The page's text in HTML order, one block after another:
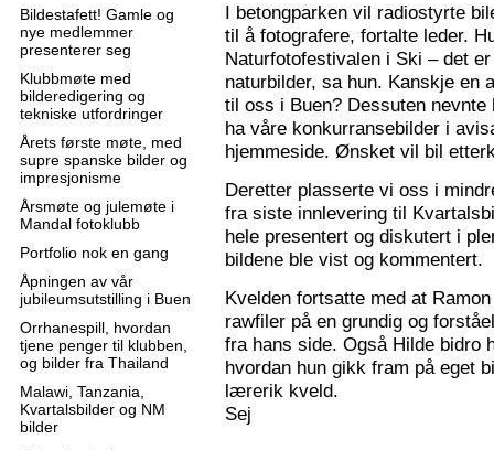
Bildestafett! Gamle og
nye medlemmer
presenterer seg
Klubbmøte med
bilderedigering og
tekniske utfordringer
Årets første møte, med
supre spanske bilder og
impresjonisme
Årsmøte og julemøte i
Mandal fotoklubb
Portfolio nok en gang
Åpningen av vår
jubileumsutstilling i Buen
Orrhanespill, hvordan
tjene penger til klubben,
og bilder fra Thailand
Malawi, Tanzania,
Kvartalsbilder og NM
bilder
I betongparken vil radiostyrte
til å fotografere, fortalte leder.
Naturfotofestivalen i Ski – det
naturbilder, sa hun. Kanskje en
til oss i Buen? Dessuten
ha våre konkurransebilder i
hjemmeside. Ønsket vil bil
Deretter plasserte vi oss i
fra siste innlevering til
hele presentert og diskutert i
bildene ble vist og kommentert.
Kvelden fortsatte med at
rawfiler på en grundig og
fra hans side. Også Hilde bidro
hvordan hun gikk fram på eget
lærerik kveld.
Sej